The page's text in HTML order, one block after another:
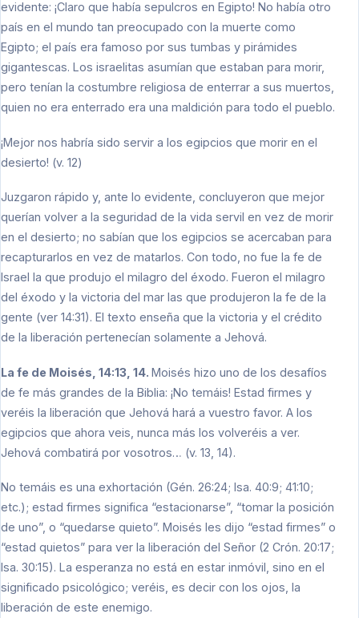
evidente: ¡Claro que había sepulcros en Egipto! No había otro
país en el mundo tan preocupado con la muerte como
Egipto; el país era famoso por sus tumbas y pirámides
gigantescas. Los israelitas asumían que estaban para morir,
pero tenían la costumbre religiosa de enterrar a sus muertos,
quien no era enterrado era una maldición para todo el pueblo.
¡Mejor nos habría sido servir a los egipcios que morir en el
desierto! (v. 12)
Juzgaron rápido y, ante lo evidente, concluyeron que mejor
querían volver a la seguridad de la vida servil en vez de morir
en el desierto; no sabían que los egipcios se acercaban para
recapturarlos en vez de matarlos. Con todo, no fue la fe de
Israel la que produjo el milagro del éxodo. Fueron el milagro
del éxodo y la victoria del mar las que produjeron la fe de la
gente (ver 14:31). El texto enseña que la victoria y el crédito
de la liberación pertenecían solamente a Jehová.
La fe de Moisés, 14:13, 14. Moisés hizo uno de los desafíos
de fe más grandes de la Biblia: ¡No temáis! Estad firmes y
veréis la liberación que Jehová hará a vuestro favor. A los
egipcios que ahora veis, nunca más los volveréis a ver.
Jehová combatirá por vosotros… (v. 13, 14).
No temáis es una exhortación (Gén. 26:24; Isa. 40:9; 41:10;
etc.); estad firmes significa “estacionarse”, “tomar la posición
de uno”, o “quedarse quieto”. Moisés les dijo “estad firmes” o
“estad quietos” para ver la liberación del Señor (2 Crón. 20:17;
Isa. 30:15). La esperanza no está en estar inmóvil, sino en el
significado psicológico; veréis, es decir con los ojos, la
liberación de este enemigo.